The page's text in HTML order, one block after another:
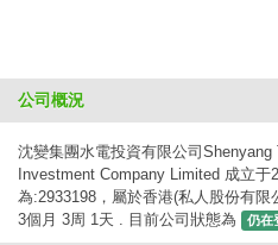
公司概況
沈變集團水電投資有限公司
Investment Company Limited 成立
為:2933198，屬於香港(私人股份有
3個月 3周 1天 . 目前公司狀態為
仍在